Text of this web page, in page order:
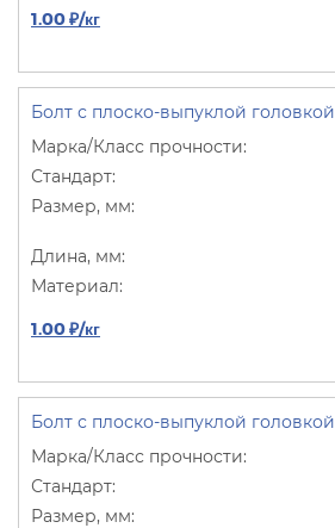
1.00 ₽/кг
Болт с плоско-выпуклой головкой
1.00 ₽/кг
Болт с плоско-выпуклой головкой